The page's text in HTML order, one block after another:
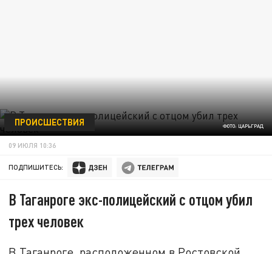
ФОТО: ЦАРЬГРАД
ПРОИСШЕСТВИЯ
09 ИЮЛЯ 10:36
ПОДПИШИТЕСЬ:
В Таганроге экс-полицейский с отцом убил
трех человек